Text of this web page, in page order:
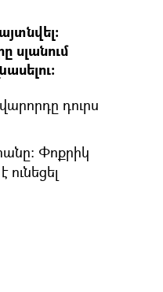
սլանում
դուրս
Փոքրիկ